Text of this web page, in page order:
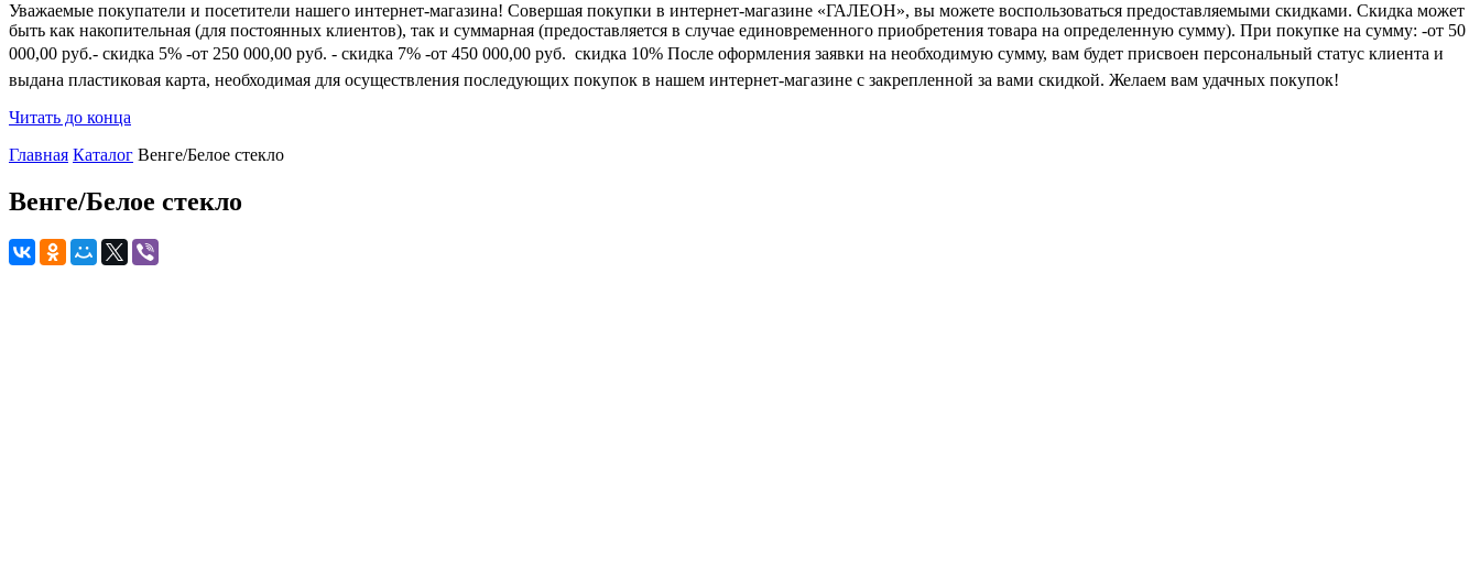
Уважаемые покупатели и посетители нашего интернет-магазина! Совершая покупки в интернет-магазине «ГАЛЕОН», вы можете воспользоваться предоставляемыми скидками. Скидка может
быть как накопительная (для постоянных клиентов), так и суммарная (предоставляется в случае единовременного приобретения товара на определенную сумму). При покупке на сумму: -от 50
000,00 руб.- скидка 5% -от 250 000,00 руб. - скидка 7% -от 450 000,00 руб.  скидка 10% После оформления заявки на необходимую сумму, вам будет присвоен персональный статус клиента и
выдана пластиковая карта, необходимая для осуществления последующих покупок в нашем интернет-магазине с закрепленной за вами скидкой. Желаем вам удачных покупок!
Читать до конца
Главная Каталог Венге/Белое стекло
Венге/Белое стекло